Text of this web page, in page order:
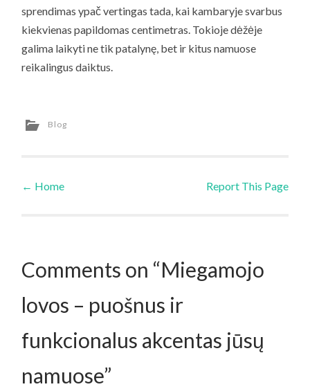
sprendimas ypač vertingas tada, kai kambaryje svarbus
kiekvienas papildomas centimetras. Tokioje dėžėje
galima laikyti ne tik patalynę, bet ir kitus namuose
reikalingus daiktus.
Blog
Post navigation
← Home Report This Page
Comments on “Miegamojo
lovos – puošnus ir
funkcionalus akcentas jūsų
namuose”